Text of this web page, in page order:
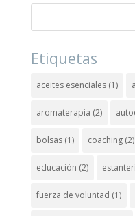
Etiquetas
aceites esenciales(1)
aromaterapia (2)
bolsas(1) coaching(2)
educación (2)
fuerza de voluntad (1)